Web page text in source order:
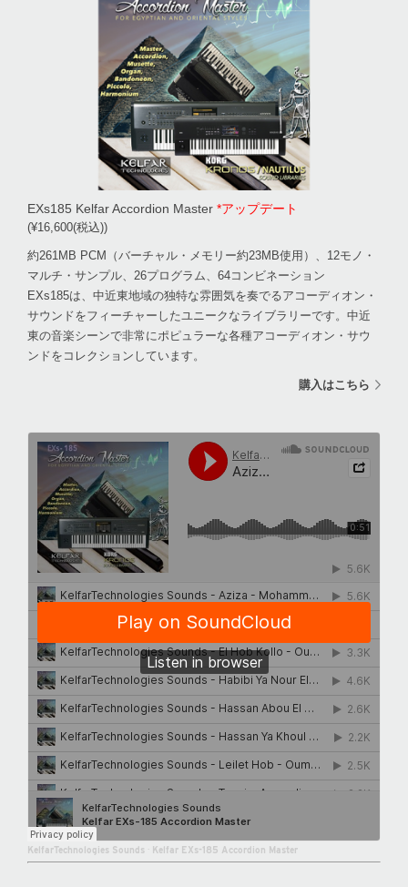
EXs185 Kelfar Accordion Master *アップデート
(¥16,600(税込))
約261MB PCM（バーチャル・メモリー約23MB使用）、12モノ・
マルチ・サンプル、26プログラム、64コンビネーション
EXs185は、中近東地域の独特な雰囲気を奏でるアコーディオン・
サウンドをフィーチャーしたユニークなライブラリーです。中近
東の音楽シーンで非常にポピュラーな各種アコーディオン・サウ
ンドをコレクションしています。
購入はこちら
KelfarTechnologies Sounds Kelfar EXs-185 Accordion Master